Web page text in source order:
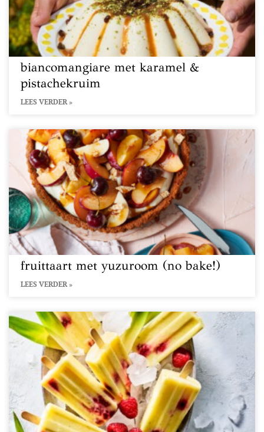
biancomangiare met karamel &
pistachekruim
LEES VERDER »
fruittaart met yuzuroom (no bake!)
LEES VERDER »